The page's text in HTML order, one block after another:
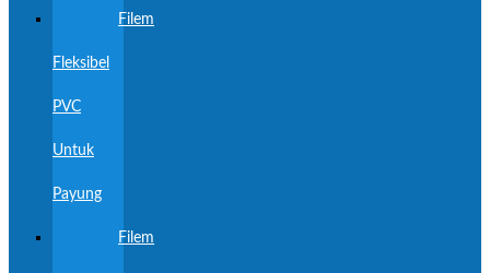
Filem
Fleksibel
PVC
Untuk
Payung
Filem